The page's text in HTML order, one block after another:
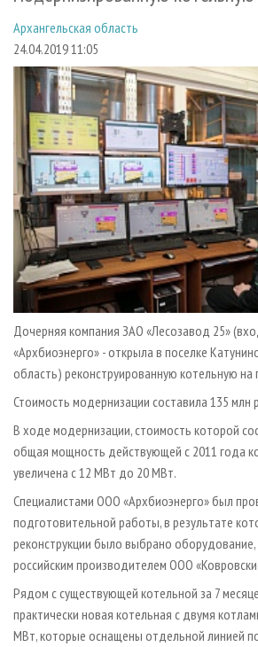
СУШКА ДРЕВЕСИНЫ
ПРОИЗВОДСТВО ДРЕВЕСНЫХ ПЛИТ
ДЕРЕВЯННОЕ ДОМОСТРОЕНИЕ
ПРОИЗВОДСТВО МЕБЕЛИ
БИОЭНЕРГЕТИКА
ЦБП
ИНСТРУМЕНТ И МАТЕРИАЛЫ
ПЕРСОНЫ
МОБИЛЬНЫЕ ВЫСТАВКИ
ОФИЦИАЛЬНЫЕ ДЕЛЕГАЦИИ
ПРИОРИТЕТНЫЕ ИНВЕСТПРОЕКТЫ
RUSSIAN FORESTRY REVIEW
ГАЗЕТА ЛЕСПРОМФОРУМ
БИБЛИОТЕКА СПЕЦИАЛИСТА
ПОДПИСКА
КОНТАКТЫ
РЕКЛАМОДАТЕЛЯМ
РЕКЛАМА
РЕКЛАМА НА САЙТЕ
Архангельская область
24.04.2019 11:05
Дочерняя компания ЗАО «Лесозавод 25»
«Архбиоэнерго» - открыла в поселке
область) реконструированную котельную на
Стоимость модернизации составила 135 млн
В ходе модернизации, стоимость которой
общая мощность действующей с 2011 года
увеличена с 12 МВт до 20 МВт.
Специалистами ООО «Архбиоэнерго» был
подготовительной работы, в результате
реконструкции было выбрано
российским производителем ООО
Рядом с существующей котельной за 7
практически новая котельная с двумя
МВт, которые оснащены отдельной линией